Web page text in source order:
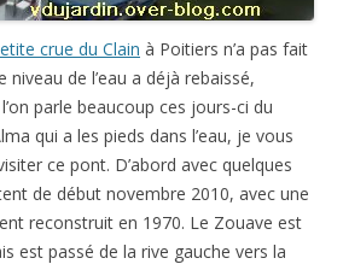
crue du Clain à Poitiers n’a pas fait
niveau de l’eau a déjà rebaissé,
parle beaucoup ces jours-ci du
qui a les pieds dans l’eau, je vous
ce pont. D’abord avec quelques
de début novembre 2010, avec une
reconstruit en 1970. Le Zouave est
est passé de la rive gauche vers la